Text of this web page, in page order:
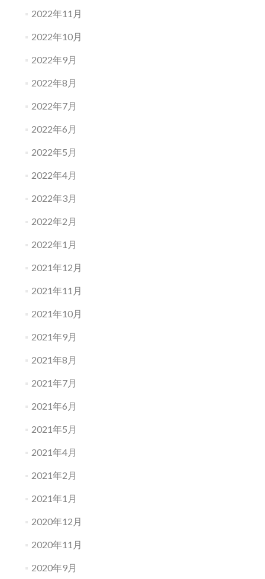
2022年11月
2022年10月
2022年9月
2022年8月
2022年7月
2022年6月
2022年5月
2022年4月
2022年3月
2022年2月
2022年1月
2021年12月
2021年11月
2021年10月
2021年9月
2021年8月
2021年7月
2021年6月
2021年5月
2021年4月
2021年2月
2021年1月
2020年12月
2020年11月
2020年9月